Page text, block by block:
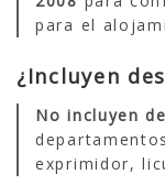
para el
¿Incluyen
No incluyen
exprimidor,